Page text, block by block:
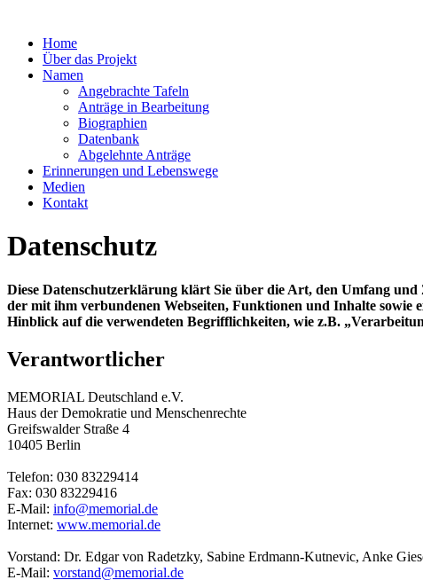
Home
Über das Projekt
Namen
Angebrachte Tafeln
Anträge in Bearbeitung
Biographien
Datenbank
Abgelehnte Anträge
Erinnerungen und Lebenswege
Medien
Kontakt
Datenschutz
Diese Datenschutzerklärung klärt Sie über die Art, den Umfang
der mit ihm verbundenen Webseiten, Funktionen und Inhalte sowie
Hinblick auf die verwendeten Begrifflichkeiten, wie z.B.
Verantwortlicher
MEMORIAL Deutschland e.V.
Haus der Demokratie und Menschenrechte
Greifswalder Straße 4
10405 Berlin
Telefon: 030 83229414
Fax: 030 83229416
E-Mail: info@memorial.de
Internet: www.memorial.de
Vorstand: Dr. Edgar von Radetzky, Sabine Erdmann-Kutnevic, Anke
E-Mail: vorstand@memorial.de